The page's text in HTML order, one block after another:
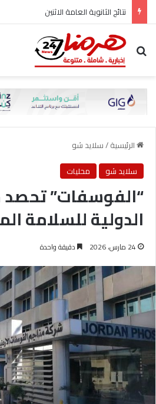
نتائج الثانوية العامة الاثنين
بحث عن
الرئيسية/سلايد شو
سلايد شو
محليات
“الفوسفات” تحصد
الدولية للسلامة
24 مارس، 2026 دقيقة واحدة